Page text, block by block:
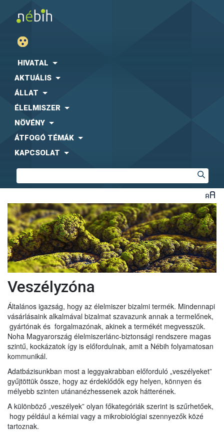
HIVATAL
AKTUÁLIS
ÁLLAT
ÉLELMISZER
NÖVÉNY
ÁTFOGÓ TÉMÁK
KAPCSOLAT
Veszélyzóna
Általános igazság, hogy az élelmiszer bizalmi termék. Mindennapi
vásárlásaink alkalmával bizalmat szavazunk annak a termelőnek,
gyártónak és forgalmazónak, akinek a termékét megvesszük.
Noha Magyarország élelmiszerlánc-biztonsági rendszere magas
szintű, kockázatok így is előfordulnak, amit a Nébih folyamatosan
kommunikál.
Adatbázisunkban most a leggyakrabban előforduló „veszélyeket”
gyűjtöttük össze, hogy az érdeklődők egy helyen, könnyen és
mélyebb szinten utánanézhessenek azok hátterének.
A különböző „veszélyek” olyan főkategóriák szerint is szűrhetőek,
hogy például a kémiai vagy a mikrobiológiai szennyezők közé
tartoznak.